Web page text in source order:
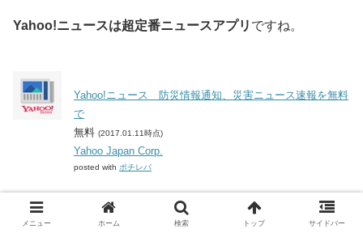
Yahoo!ニュースは超定番ニュースアプリ ですね。
Yahoo!ニュース 防災情報通知、災害ニュース速報を無料
で
無料 (2017.01.11時点)
Yahoo Japan Corp.
posted with ポチレバ
実は最近までSmartNewsがこのポジションにいたのです
メニュー ホーム 検索 トップ サイドバー